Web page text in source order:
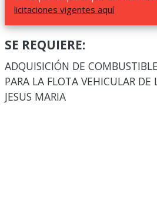
licitaciones vigentes aquí
SE REQUIERE:
ADQUISICIÓN DE
PARA LA FLOTA VEHICULAR
JESUS MARIA